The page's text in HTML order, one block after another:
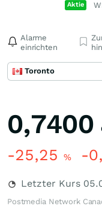
Aktie
Alarme
einrichten
Toronto
0,7400
-25,25 % -
Letzter Kurs
Postmedia Network